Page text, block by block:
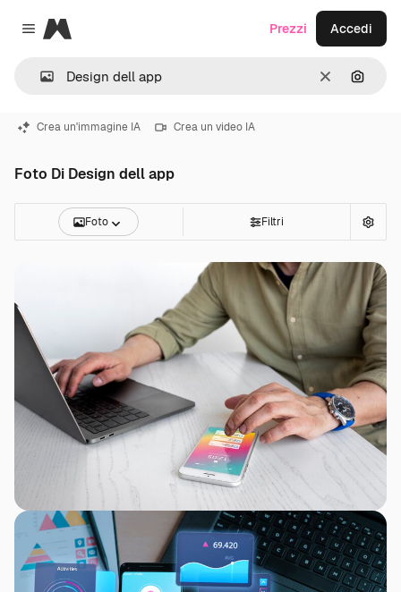
Close menu
Magnific
CancellaCerca
Prezzi Accedi
Crea un'immagine IA Crea un video IA
Foto Di Design dell app
Foto Filtri